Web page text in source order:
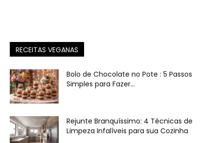
RECEITAS VEGANAS
Bolo de Chocolate no Pote : 5 Passos
Simples para Fazer...
Rejunte Branquíssimo: 4 Técnicas de
Limpeza Infalíveis para sua Cozinha